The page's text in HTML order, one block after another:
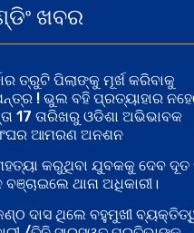
ଖବର
ତ୍ରୁଟି ପିଲାଙ୍କୁ ମୂର୍ଖ କରିବାକୁ
! ଭୁଲ ବହି ପ୍ରତ୍ୟାହାର
17 ତାରିଖରୁ ଓଡିଶା ଅଭିଭାବକ
ଆମରଣ ଅନଶନ
କରୁଥିବା ଯୁବକକୁ ଦେବ ଦୂତ
ବଞ୍ଚାଇଲେ ଥାନା ଅଧିକାରୀ।
ଦାସ ଥିଲେ ବହୁମୁଖୀ